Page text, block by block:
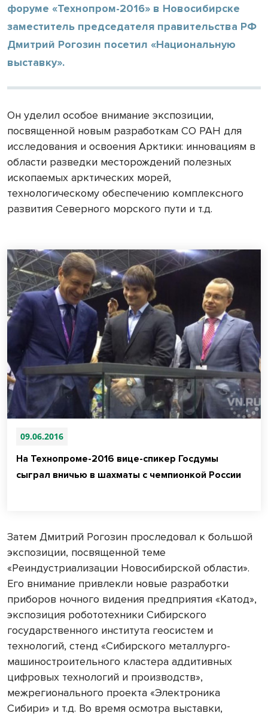
форуме «Технопром-2016» в Новосибирске
заместитель председателя правительства РФ
Дмитрий Рогозин посетил «Национальную
выставку».
Он уделил особое внимание экспозиции,
посвященной новым разработкам СО РАН для
исследования и освоения Арктики: инновациям в
области разведки месторождений полезных
ископаемых арктических морей,
технологическому обеспечению комплексного
развития Северного морского пути и т.д.
09.06.2016
На Технопроме-2016 вице-спикер Госдумы
сыграл вничью в шахматы с чемпионкой России
Затем Дмитрий Рогозин проследовал к большой
экспозиции, посвященной теме
«Реиндустриализации Новосибирской области».
Его внимание привлекли новые разработки
приборов ночного видения предприятия «Катод»,
экспозиция робототехники Сибирского
государственного института геосистем и
технологий, стенд «Сибирского металлурго-
машиностроительного кластера аддитивных
цифровых технологий и производств»,
межрегионального проекта «Электроника
Сибири» и т.д. Во время осмотра выставки,